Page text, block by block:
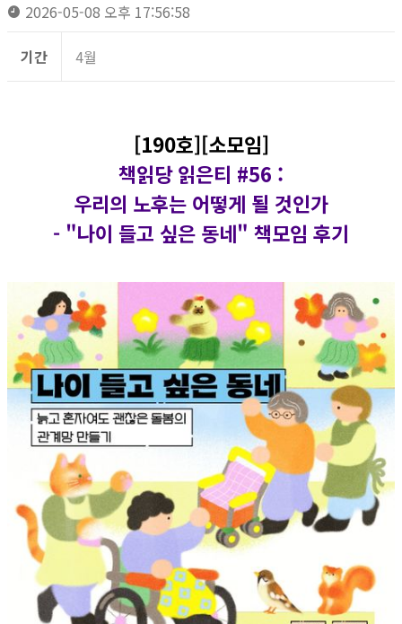
2026-05-08 오후 17:56:58
기간 4월
[190호][소모임]
책읽당 읽은티 #56 :
우리의 노후는 어떻게 될 것인가
- "나이 들고 싶은 동네" 책모임 후기